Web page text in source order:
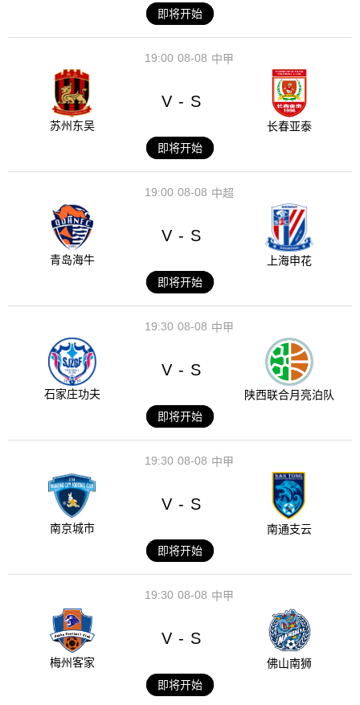
即将开始
08-08
19:00 中甲
苏州东吴
V - S
长春亚泰
即将开始
08-08
19:00 中超
青岛海牛
V - S
上海申花
即将开始
08-08
19:30 中甲
石家庄功夫
V - S
陕西联合月亮泊队
即将开始
08-08
19:30 中甲
南京城市
V - S
南通支云
即将开始
08-08
19:30 中甲
梅州客家
V - S
佛山南狮
即将开始